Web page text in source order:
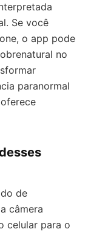
Se você
o app pode
no
paranormal
de
câmera
celular para o